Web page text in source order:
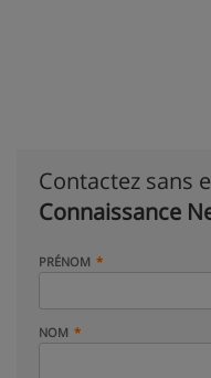
Contactez sans
Connaissance
PRÉNOM
NOM